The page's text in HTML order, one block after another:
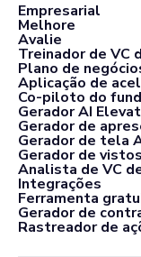
Empresarial
Melhore
Avalie
Treinador de VC
Plano de
Aplicação de
Co-piloto do
Gerador AI
Gerador de
Gerador de tela
Gerador de
Analista de VC
Integrações
Ferramenta
Gerador de
Rastreador de